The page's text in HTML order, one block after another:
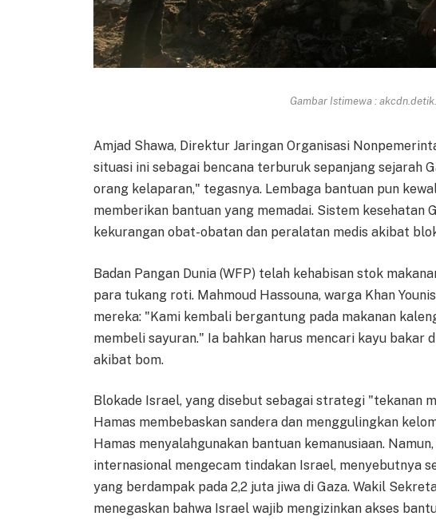
Gambar Istimewa :
Amjad Shawa, Direktur Jaringan Organisasi
situasi ini sebagai bencana terburuk sepanjang sejarah
orang kelaparan," tegasnya. Lembaga bantuan pun
memberikan bantuan yang memadai. Sistem kesehatan
kekurangan obat-obatan dan peralatan medis akibat
Badan Pangan Dunia (WFP) telah kehabisan stok
para tukang roti. Mahmoud Hassouna, warga Khan
mereka: "Kami kembali bergantung pada makanan
membeli sayuran." Ia bahkan harus mencari kayu bakar
akibat bom.
Blokade Israel, yang disebut sebagai strategi "tekanan
Hamas membebaskan sandera dan menggulingkan
Hamas menyalahgunakan bantuan kemanusiaan.
internasional mengecam tindakan Israel, menyebutnya
yang berdampak pada 2,2 juta jiwa di Gaza. Wakil
menegaskan bahwa Israel wajib mengizinkan akses